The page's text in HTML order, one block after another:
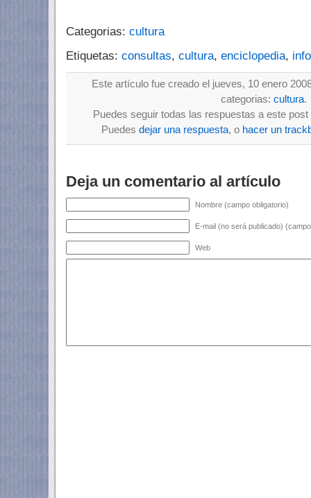
Categorias: cultura
Etiquetas: consultas, cultura, enciclopedia,
Este artículo fue creado el jueves, 10 enero
categorias: cultura.
Puedes seguir todas las respuestas a este
Puedes dejar una respuesta, o hacer un
Deja un comentario al artículo
Nombre (campo obligatorio)
E-mail (no será publicado)
Web